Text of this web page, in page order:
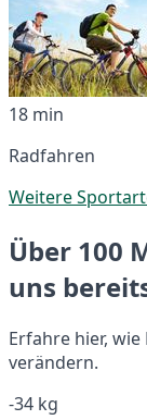
18 min
Radfahren
Weitere
Über 100
uns
Erfahre hier,
verändern.
-34 kg